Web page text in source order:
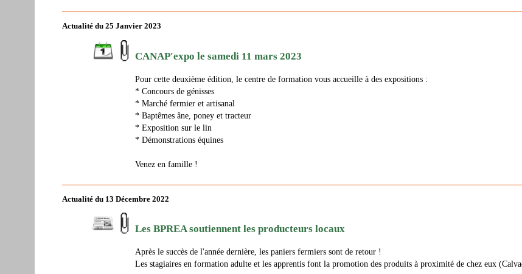
Actualité du 25 Janvier 2023
CANAP'expo le samedi 11 mars 2023
Pour cette deuxième édition, le centre de formation vous accueille à des expositions :
* Concours de génisses
* Marché fermier et artisanal
* Baptêmes âne, poney et tracteur
* Exposition sur le lin
* Démonstrations équines
Venez en famille !
Actualité du 13 Décembre 2022
Les BPREA soutiennent les producteurs locaux
Après le succès de l'année dernière, les paniers fermiers sont de retour !
Les stagiaires en formation adulte et les apprentis font la promotion des produits à proximité de chez eux